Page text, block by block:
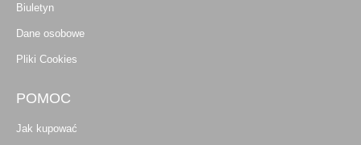
Biuletyn
Dane osobowe
Pliki Cookies
POMOC
Jak kupować